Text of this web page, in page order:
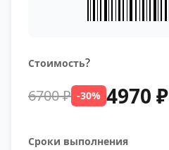
Стоимость?
6700 ₽ -30% 4970 ₽
Сроки выполнения